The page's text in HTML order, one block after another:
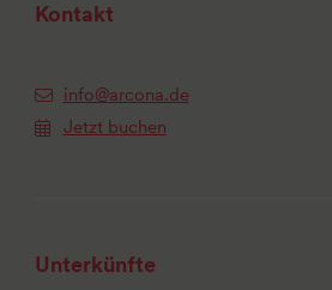
Kontakt
info@arcona.de
Jetzt buchen
Unterkünfte